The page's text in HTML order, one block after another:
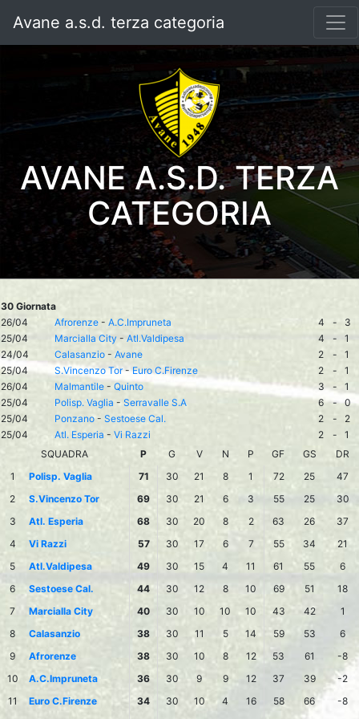
Avane a.s.d. terza categoria
AVANE A.S.D. TERZA
CATEGORIA
30 Giornata
26/04
Afrorenze - A.C.Impruneta 4 -
3
25/04
Marcialla City - Atl.Valdipesa 4 -
1
24/04
Calasanzio - Avane 2 -
1
25/04
S.Vincenzo Tor-Euro C.Firenze 2 -
1
26/04
Malmantile - Quinto 3 -
1
25/04
Polisp. Vaglia - Serravalle S.A 6 - 0
25/04
Ponzano - Sestoese Cal. 2 -
2
25/04
Atl. Esperia - Vi Razzi 2 -
1
SQUADRA
P G V N P GF GS
DR
1
Polisp. Vaglia 71 30 21 8 1 72 25
47
2
S.Vincenzo Tor 69 30 21 6 3 55 25
30
3
Atl. Esperia 68 30 20 8 2 63 26
37
4
Vi Razzi 57 30 17 6 7 55 34
21
5
Atl.Valdipesa 49 30 15 4 11 61 55
6
6
Sestoese Cal. 44 30 12 8 10 69 51
18
7
Marcialla City 40 30 10 10 10 43 42
1
8
Calasanzio 38 30 11 5 14 59 53
6
9
Afrorenze 38 30 10 8 12 53 61
-8
10
A.C.Impruneta 36 30 9 9 12 37 39
-2
11
Euro C.Firenze 34 30 10 4 16 58 66
-8